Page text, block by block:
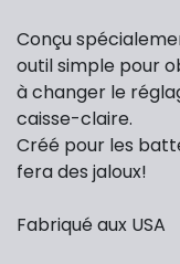
Conçu
outil simple pour
à changer le
caisse-claire.
Créé pour les
fera des jaloux!
Fabriqué aux USA